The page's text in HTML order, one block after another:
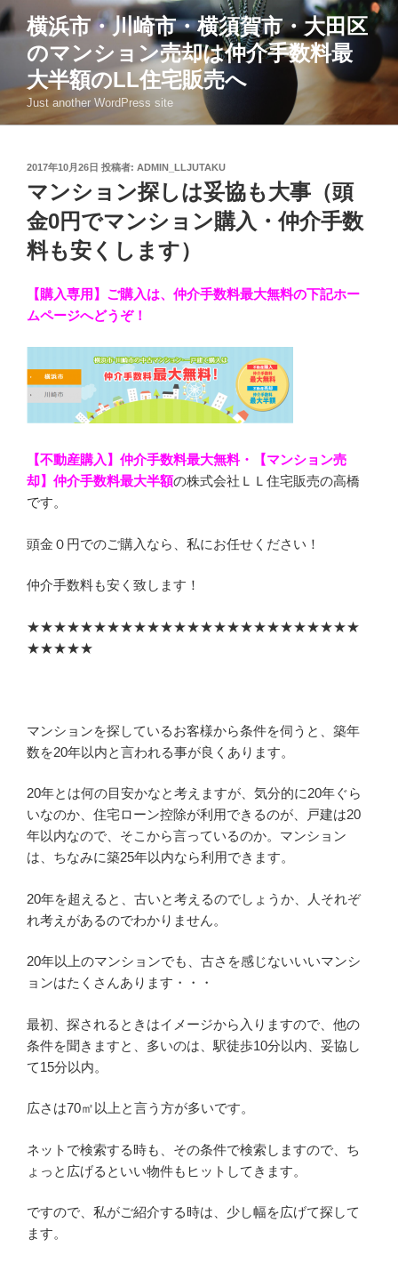
コ
ン
横浜市・川崎市・横須賀市・大田区
のマンション売却は仲介手数料最
大半額のLL住宅販売へ
Just another WordPress site
投
稿
日:
2017年10月26日 投稿者: ADMIN_LLJUTAKU
マンション探しは妥協も大事（頭
金0円でマンション購入・仲介手数
料も安くします）
【購入専用】 ご購入は、仲介手数料最大無料の下記ホー
ムページへどうぞ！
【不動産購入】仲介手数料最大無料・【マンション売
却】仲介手数料最大半額の株式会社ＬＬ住宅販売の高橋
です。
頭金０円でのご購入なら、私にお任せください！
仲介手数料も安く致します！
★★★★★★★★★★★★★★★★★★★★★★★★★
★★★★★
マンションを探しているお客様から条件を伺うと、築年
数を20年以内と言われる事が良くあります。
20年とは何の目安かなと考えますが、気分的に20年ぐら
いなのか、住宅ローン控除が利用できるのが、戸建は20
年以内なので、そこから言っているのか。マンション
は、ちなみに築25年以内なら利用できます。
20年を超えると、古いと考えるのでしょうか、人それぞ
れ考えがあるのでわかりません。
20年以上のマンションでも、古さを感じないいいマンシ
ョンはたくさんあります・・・
最初、探されるときはイメージから入りますので、他の
条件を聞きますと、多いのは、駅徒歩10分以内、妥協し
て15分以内。
広さは70㎡以上と言う方が多いです。
ネットで検索する時も、その条件で検索しますので、ち
ょっと広げるといい物件もヒットしてきます。
ですので、私がご紹介する時は、少し幅を広げて探して
ます。